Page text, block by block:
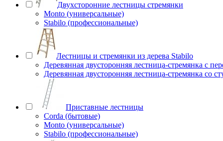
Двухсторонние лестницы стремянки
Monto (универсальные)
Stabilo (профессиональные)
Лестницы и стремянки из дерева Stabilo
Деревянная двусторонняя лестница-стремянка с
Деревянная двусторонняя лестница-стремянка со
Приставные лестницы
Corda (бытовые)
Monto (универсальные)
Stabilo (профессиональные)